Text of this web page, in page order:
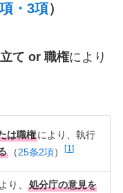
・3項）
て or 職権により
は職権により、執行
（25条2項） 1
り、処分庁の意見を